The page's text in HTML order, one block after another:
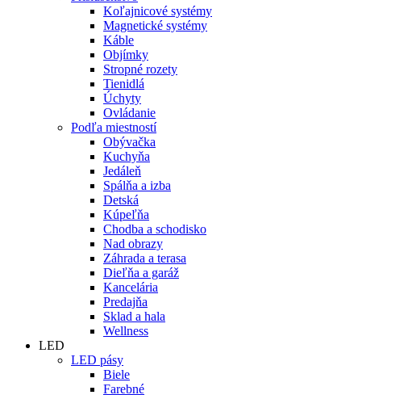
Koľajnicové systémy
Magnetické systémy
Káble
Objímky
Stropné rozety
Tienidlá
Úchyty
Ovládanie
Podľa miestností
Obývačka
Kuchyňa
Jedáleň
Spálňa a izba
Detská
Kúpeľňa
Chodba a schodisko
Nad obrazy
Záhrada a terasa
Dieľňa a garáž
Kancelária
Predajňa
Sklad a hala
Wellness
LED
LED pásy
Biele
Farebné